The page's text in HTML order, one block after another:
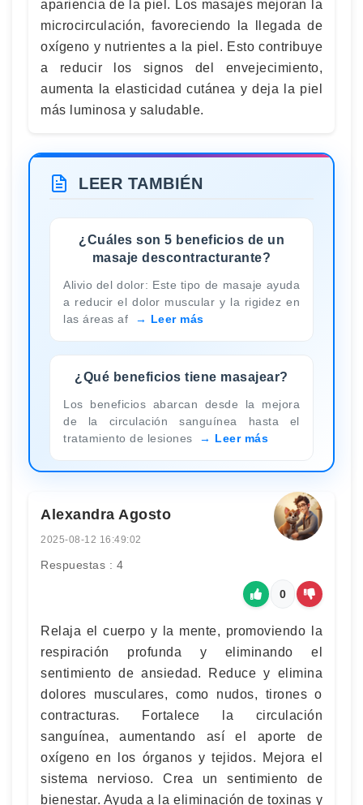
apariencia de la piel. Los masajes mejoran la
microcirculación, favoreciendo la llegada de
oxígeno y nutrientes a la piel. Esto contribuye
a reducir los signos del envejecimiento,
aumenta la elasticidad cutánea y deja la piel
más luminosa y saludable.
LEER TAMBIÉN
¿Cuáles son 5 beneficios de un
masaje descontracturante?
Alivio del dolor: Este tipo de masaje ayuda
a reducir el dolor muscular y la rigidez en
las áreas af
Leer más
¿Qué beneficios tiene masajear?
Los beneficios abarcan desde la mejora
de la circulación sanguínea hasta el
tratamiento de lesiones
Leer más
Alexandra Agosto
2025-08-12 16:49:02
Respuestas : 4
0
Relaja el cuerpo y la mente, promoviendo la
respiración profunda y eliminando el
sentimiento de ansiedad. Reduce y elimina
dolores musculares, como nudos, tirones o
contracturas. Fortalece la circulación
sanguínea, aumentando así el aporte de
oxígeno en los órganos y tejidos. Mejora el
sistema nervioso. Crea un sentimiento de
bienestar. Ayuda a la eliminación de toxinas y